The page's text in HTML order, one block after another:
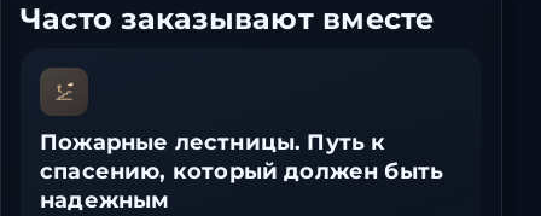
Часто заказывают вместе
Пожарные лестницы. Путь к
спасению, который должен быть
надежным